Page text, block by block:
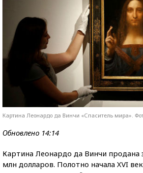
Картина Леонардо да Винчи «Спаситель мира».
Обновлено 14:14
Картина Леонардо да Винчи продана
млн долларов. Полотно начала XVI